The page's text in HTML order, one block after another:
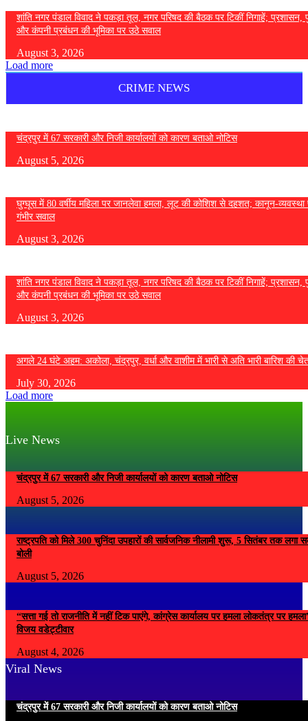
शांति नगर पंडाल विवाद ने पकड़ा तूल, नगर परिषद की बैठक पर टिकीं निगाहें; प्रशासन,
और कंपनी प्रबंधन की भूमिका पर उठे सवाल
August 3, 2026
Load more
CRIME NEWS
चंद्रपुर में 67 सरकारी और निजी कार्यालयों को कारण बताओ नोटिस
August 5, 2026
घुग्घूस में 80 वर्षीय महिला पर जानलेवा हमला, लूट की कोशिश से दहशत; कानून-व्यवस्था
गंभीर सवाल
August 3, 2026
शांति नगर पंडाल विवाद ने पकड़ा तूल, नगर परिषद की बैठक पर टिकीं निगाहें; प्रशासन,
और कंपनी प्रबंधन की भूमिका पर उठे सवाल
August 3, 2026
अगले 24 घंटे अहम: अकोला, चंद्रपुर, वर्धा और वाशीम में भारी से अति भारी बारिश की
July 30, 2026
Load more
Live News
चंद्रपुर में 67 सरकारी और निजी कार्यालयों को कारण बताओ नोटिस
August 5, 2026
राष्ट्रपति को मिले 300 चुनिंदा उपहारों की सार्वजनिक नीलामी शुरू, 5 सितंबर तक लगा
बोली
August 5, 2026
“सत्ता गई तो राजनीति में नहीं टिक पाएंगे, कांग्रेस कार्यालय पर हमला लोकतंत्र पर
विजय वडेट्टीवार
August 4, 2026
Viral News
चंद्रपुर में 67 सरकारी और निजी कार्यालयों को कारण बताओ नोटिस